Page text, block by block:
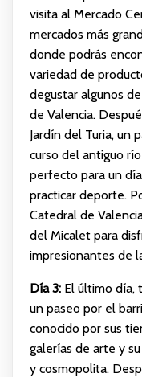
visita al Mercado
mercados más
donde podrás
variedad de
degustar algunos
de Valencia.
Jardín del Turia, un
curso del antiguo
perfecto para un
practicar deporte.
Catedral de
del Micalet para
impresionantes de
Día 3:El último día,
un paseo por el
conocido por sus
galerías de arte y
y cosmopolita.